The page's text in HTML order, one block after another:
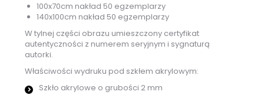
100x70cm nakład 50 egzemplarzy
140x100cm nakład 50 egzemplarzy
W tylnej części obrazu umieszczony certyfikat
autentyczności z numerem seryjnym i sygnaturą
autorki.
Właściwości wydruku pod szkłem akrylowym:
Szkło akrylowe o grubości 2 mm